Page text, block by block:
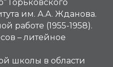
Горьковского
им. А.А. Жданова.
работе (1955-1958).
– литейное
школы в области